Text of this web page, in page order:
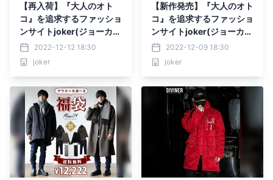
【再入荷】『大人のオト
コ』を追求するファッショ
ンサイトjoker(ジョーカ
ー)より在庫切れアイテム
4点が12月12日に再入荷。
2022-12-12 18:30
joker
【新作発売】『大人のオト
コ』を追求するファッショ
ンサイトjoker(ジョーカ
ー)より新作3点が12月9日
に登場！
2022-12-09 18:30
joker